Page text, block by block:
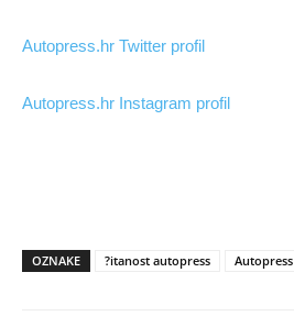
Autopress.hr Twitter profil
Autopress.hr Instagram profil
OZNAKE ?itanost autopress Autopress